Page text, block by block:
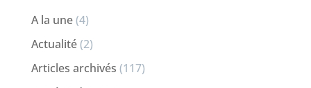
A la une(4)
Actualité(2)
Articles archivés (117)